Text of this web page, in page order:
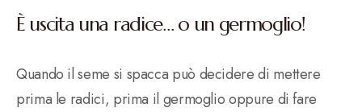
È uscita una radice… o un germoglio!
Quando il seme si spacca può decidere di mettere
prima le radici, prima il germoglio oppure di fare